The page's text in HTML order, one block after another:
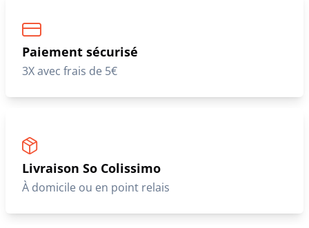
Paiement sécurisé
3X avec frais de 5€
Livraison So Colissimo
À domicile ou en point relais